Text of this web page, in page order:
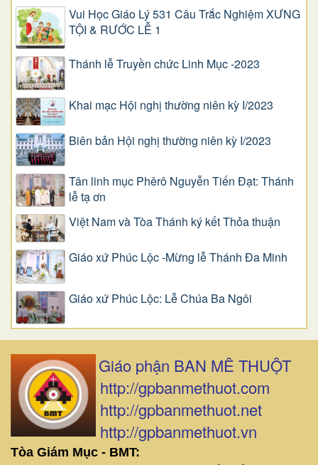
Vui Học Giáo Lý 531 Câu Trắc Nghiệm XƯNG
TỘI & RƯỚC LỄ 1
Thánh lễ Truyền chức Linh Mục -2023
Khai mạc Hội nghị thường niên kỳ I/2023
Biên bản Hội nghị thường niên kỳ I/2023
Tân linh mục Phêrô Nguyễn Tiến Đạt: Thánh
lễ tạ ơn
Việt Nam và Tòa Thánh ký kết Thỏa thuận
Giáo xứ Phúc Lộc -Mừng lễ Thánh Đa Minh
Giáo xứ Phúc Lộc: Lễ Chúa Ba Ngôi
Giáo phận BAN MÊ THUỘT
http://gpbanmethuot.com
http://gpbanmethuot.net
http://gpbanmethuot.vn
Tòa Giám Mục - BMT: